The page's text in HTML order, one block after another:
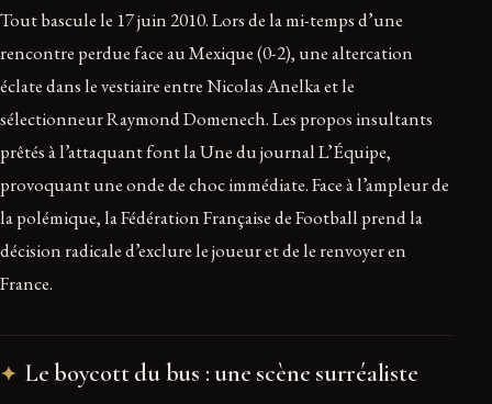
Tout bascule le 17 juin 2010. Lors de la mi-temps d’une
rencontre perdue face au Mexique (0-2), une altercation
éclate dans le vestiaire entre Nicolas Anelka et le
sélectionneur Raymond Domenech. Les propos insultants
prêtés à l’attaquant font la Une du journal L’Équipe,
provoquant une onde de choc immédiate. Face à l’ampleur de
la polémique, la Fédération Française de Football prend la
décision radicale d’exclure le joueur et de le renvoyer en
France.
Le boycott du bus : une scène surréaliste